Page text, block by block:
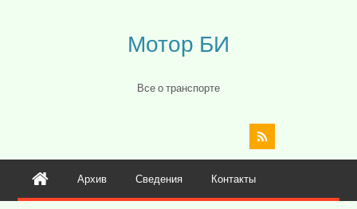
Мотор БИ
Все о транспорте
Архив Сведения Контакты